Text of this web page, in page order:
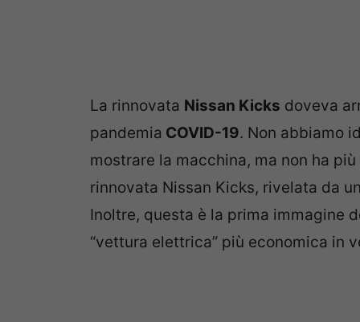
La rinnovata Nissan Kicks doveva
pandemia COVID-19. Non abbiamo
mostrare la macchina, ma non ha
rinnovata Nissan Kicks, rivelata da
Inoltre, questa è la prima immagine
“vettura elettrica” più economica in